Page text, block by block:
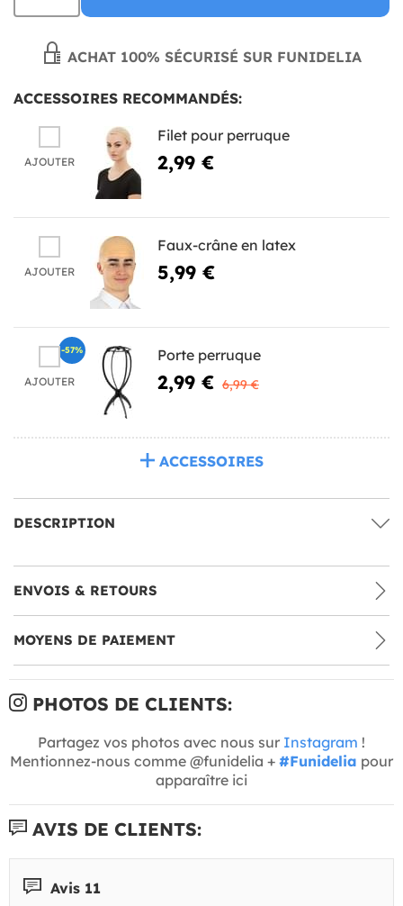
ACHAT 100% SÉCURISÉ SUR FUNIDELIA
ACCESSOIRES RECOMMANDÉS:
AJOUTER
Filet pour perruque
2,99 €
AJOUTER
Faux-crâne en latex
5,99 €
AJOUTER
Porte perruque
2,99 € 6,99 €
-57%
ACCESSOIRES
DESCRIPTION
ENVOIS & RETOURS
MOYENS DE PAIEMENT
PHOTOS DE CLIENTS:
Partagez vos photos avec nous sur Instagram !
Mentionnez-nous comme @funidelia + #Funidelia pour
apparaître ici
AVIS DE CLIENTS:
Avis 11